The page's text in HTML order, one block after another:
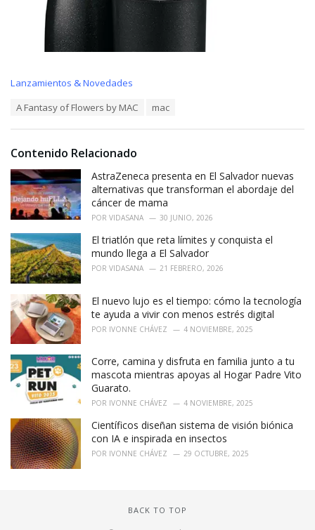
C
r
i
e
s
:
Lanzamientos & Novedades
:
A Fantasy of Flowers by MAC mac
Contenido Relacionado
AstraZeneca presenta en El Salvador nuevas
alternativas que transforman el abordaje del
cáncer de mama
POR VIDASANA 30 JUNIO, 2026
El triatlón que reta límites y conquista el
mundo llega a El Salvador
POR VIDASANA 21 FEBRERO, 2026
El nuevo lujo es el tiempo: cómo la tecnología
te ayuda a vivir con menos estrés digital
POR IVONNE CHÁVEZ 4 NOVIEMBRE, 2025
Corre, camina y disfruta en familia junto a tu
mascota mientras apoyas al Hogar Padre Vito
Guarato.
POR IVONNE CHÁVEZ 4 NOVIEMBRE, 2025
Científicos diseñan sistema de visión biónica
con IA e inspirada en insectos
POR IVONNE CHÁVEZ 29 OCTUBRE, 2025
BACK TO TOP